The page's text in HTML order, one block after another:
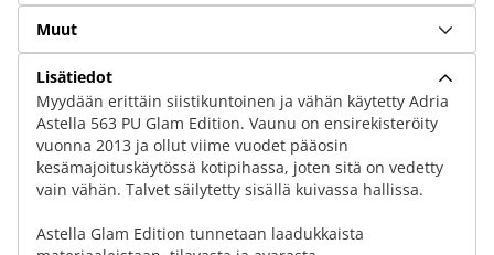
Muut
Lisätiedot
Myydään erittäin siistikuntoinen ja vähän käytetty Adria
Astella 563 PU Glam Edition. Vaunu on ensirekisteröity
vuonna 2013 ja ollut viime vuodet pääosin
kesämajoituskäytössä kotipihassa, joten sitä on vedetty
vain vähän. Talvet säilytetty sisällä kuivassa hallissa.
Astella Glam Edition tunnetaan laadukkaista